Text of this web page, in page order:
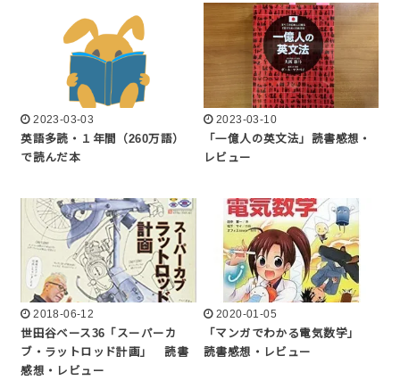
2023-03-03
英語多読・１年間（260万語）
で読んだ本
2023-03-10
「一億人の英文法」読書感想・
レビュー
2018-06-12
世田谷ベース36「スーパーカ
ブ・ラットロッド計画」 読書
感想・レビュー
2020-01-05
「マンガでわかる電気数学」
読書感想・レビュー